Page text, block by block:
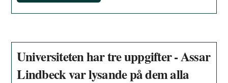
Universiteten har tre uppgifter - Assar
Lindbeck var lysande på dem alla